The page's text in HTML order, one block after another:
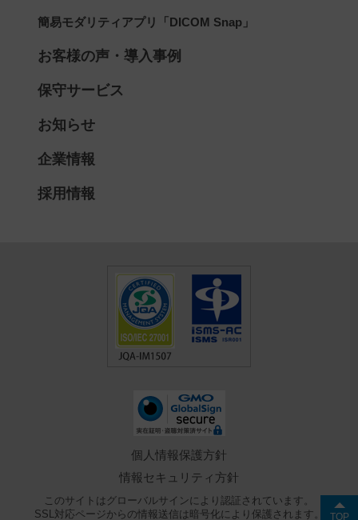
TOP
簡易モダリティアプリ「DICOM Snap」
お客様の声・導入事例
保守サービス
お知らせ
企業情報
採用情報
個人情報保護方針
情報セキュリティ方針
このサイトはグローバルサインにより認証されています。
SSL対応ページからの情報送信は暗号化により保護されます。